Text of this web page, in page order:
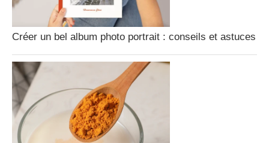
Créer un bel album photo portrait : conseils et astuces